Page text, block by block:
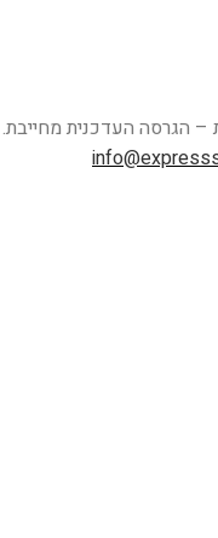
הגרסה העדכנית מחייבת.